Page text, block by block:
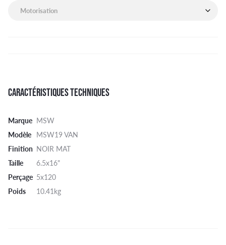
CARACTÉRISTIQUES TECHNIQUES
Marque MSW
Modèle MSW19 VAN
Finition NOIR MAT
Taille
6.5x16"
Perçage 5x120
Poids
10.41kg